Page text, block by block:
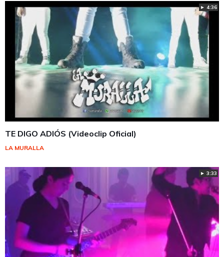
► 4:36
TE DIGO ADIÓS (Videoclip Oficial)
LA MURALLA
► 3:33